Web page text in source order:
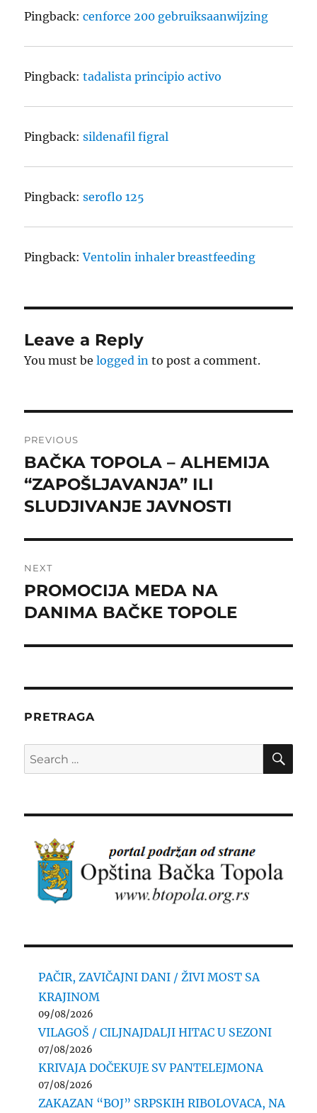
Pingback:cenforce 200 gebruiksaanwijzing
Pingback:tadalista principio activo
Pingback:sildenafil figral
Pingback:seroflo 125
Pingback:Ventolin inhaler breastfeeding
Leave a Reply
You must belogged in to post a comment.
navigation
PREVIOUS
Previous
post:
BAČKA TOPOLA – ALHEMIJA
“ZAPOŠLJAVANJA” ILI
SLUDJIVANJE JAVNOSTI
NEXT
Next
post:
PROMOCIJA MEDA NA
DANIMA BAČKE TOPOLE
PRETRAGA
Search
for:
PAČIR, ZAVIČAJNI DANI / ŽIVI MOST SA
KRAJINOM
09/08/2026
VILAGOŠ / CILJNAJDALJI HITAC U SEZONI
07/08/2026
KRIVAJA DOČEKUJE SV PANTELEJMONA
07/08/2026
ZAKAZAN “BOJ” SRPSKIH RIBOLOVACA, NA